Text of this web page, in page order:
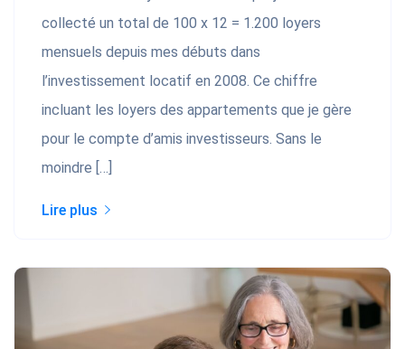
collecté un total de 100 x 12 = 1.200 loyers
mensuels depuis mes débuts dans
l’investissement locatif en 2008. Ce chiffre
incluant les loyers des appartements que je gère
pour le compte d’amis investisseurs. Sans le
moindre […]
Lire plus